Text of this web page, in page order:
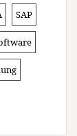
SAP